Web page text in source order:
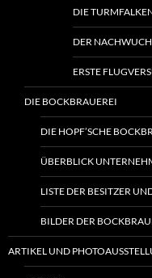
DIE
DER
ERSTE
DIE BOCKBRAUEREI
DIE HOPF’SCHE
ÜBERBLICK
LISTE DER BESITZER
BILDER DER
ARTIKEL UND